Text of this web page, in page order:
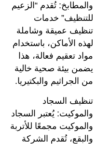
والمطابخ: تُقدم “الزعيم
للتنظيف” خدمات
تنظيف عميقة وشاملة
لهذه الأماكن، باستخدام
مواد تعقيم فعالة، هذا
يضمن بيئة صحية خالية
من الجراثيم والبكتيريا.
تنظيف السجاد
والموكيت: يُعتبر السجاد
والموكيت مجمعًا للأتربة
والبقع، تُقدم الشركة